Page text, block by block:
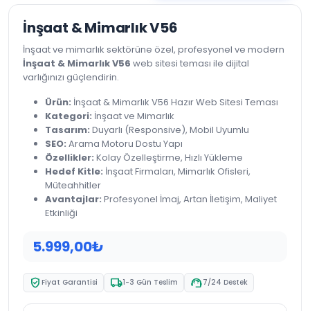
İnşaat & Mimarlık V56
İnşaat ve mimarlık sektörüne özel, profesyonel ve modern
İnşaat & Mimarlık V56 web sitesi teması ile dijital
varlığınızı güçlendirin.
Ürün: İnşaat & Mimarlık V56 Hazır Web Sitesi Teması
Kategori: İnşaat ve Mimarlık
Tasarım: Duyarlı (Responsive), Mobil Uyumlu
SEO: Arama Motoru Dostu Yapı
Özellikler: Kolay Özelleştirme, Hızlı Yükleme
Hedef Kitle: İnşaat Firmaları, Mimarlık Ofisleri,
Müteahhitler
Avantajlar: Profesyonel İmaj, Artan İletişim, Maliyet
Etkinliği
5.999,00₺
verified_user Fiyat Garantisi local_shipping1-3 Gün Teslim support_agent7/24 Destek